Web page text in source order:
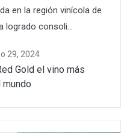
en la región vinícola de
logrado consoli...
29, 2024
Gold el vino más
mundo